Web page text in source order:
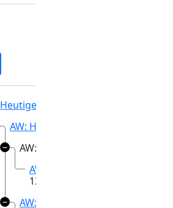
Heutige Planungen (19.05.20, 08:37)
AW: Heutige Planungen (19.05.20,
AW: Heutige Planungen
AW: Heutige Planungen
12:18)
AW: Heutige Planungen